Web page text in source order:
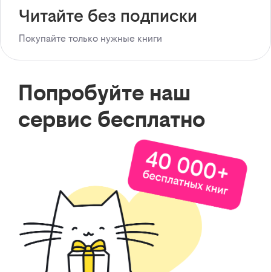
Читайте без подписки
Покупайте только нужные книги
Попробуйте наш
сервис бесплатно